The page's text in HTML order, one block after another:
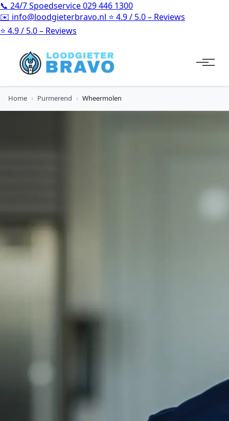
📞 24/7 Spoedservice029 446 1300
✉️ info@loodgieterbravo.nl ⭐ 4.9 / 5.0 – Reviews
⭐ 4.9 / 5.0 – Reviews
Home › Purmerend › Wheermolen